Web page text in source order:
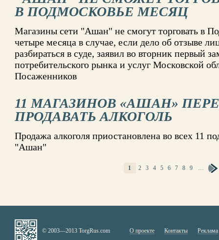
В ПОДМОСКОВЬЕ МЕСЯЦ
Магазины сети "Ашан" не смогут торговать в
четыре месяца в случае, если дело об отзыве
разбираться в суде, заявил во вторник первый
потребительского рынка и услуг Московской
Посаженников
11 МАГАЗИНОВ «АШАН»
ПРОДАВАТЬ АЛКОГОЛЬ
Продажа алкоголя приостановлена во всех 11
"Ашан"
1 2 3 4 5 6 7 8 9 …
© 2003—2013 TorgRus.com О проекте Контакты Реклама